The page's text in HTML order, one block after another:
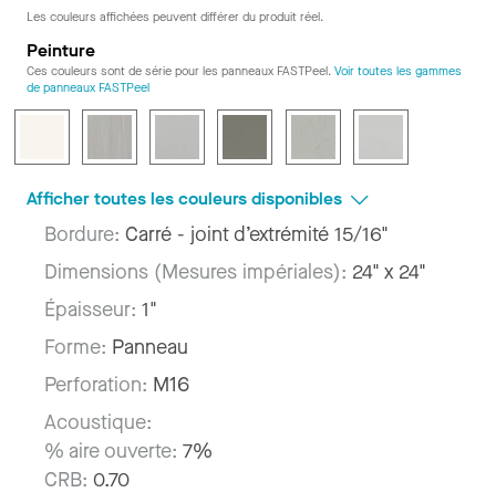
Les couleurs affichées peuvent différer du produit réel.
Peinture
Ces couleurs sont de série pour les panneaux FASTPeel. Voir toutes les gammes
de panneaux FASTPeel
Afficher toutes les couleurs disponibles
Bordure: Carré - joint d’extrémité 15/16"
Dimensions (Mesures impériales): 24" x 24"
Épaisseur: 1"
Forme: Panneau
Perforation: M16
Acoustique:
% aire ouverte: 7%
CRB: 0.70